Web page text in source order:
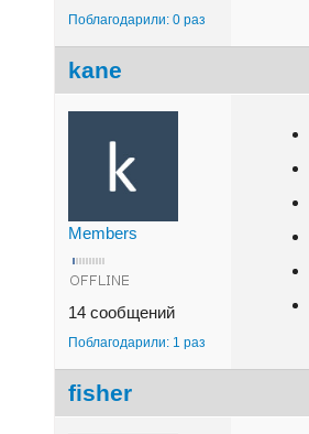
Поблагодарили: 0 раз
kane
Members
14 сообщений
Поблагодарили: 1 раз
fisher